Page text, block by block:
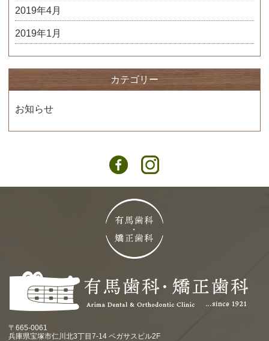
2019年4月
2019年1月
カテゴリー
お知らせ
〒665-0061
兵庫県宝塚市仁川北3丁目7-14 ペガサスビル2F